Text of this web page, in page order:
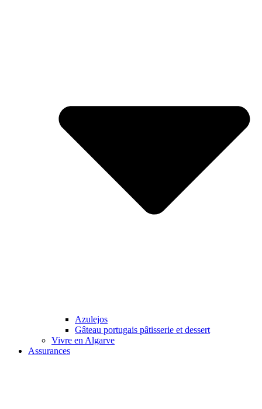
Azulejos
Gâteau portugais pâtisserie et dessert
Vivre en Algarve
Assurances